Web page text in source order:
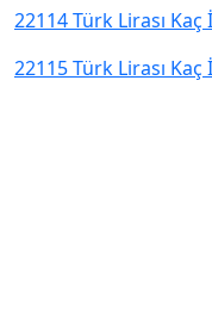
22114 Türk Lirası
22115 Türk Lirası